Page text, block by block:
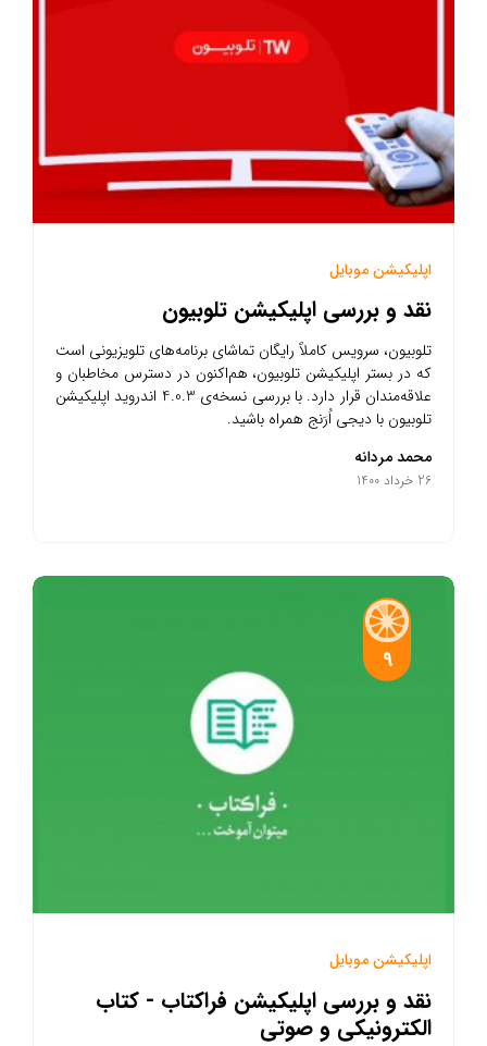
اپلیکیشن موبایل
نقد و بررسی اپلیکیشن تلوبیون
تلوبیون، سرویس کاملاً رایگان تماشای برنامه‌های تلویزیونی است
که در بستر اپلیکیشن تلوبیون، هم‌اکنون در دسترس مخاطبان و
علاقه‌مندان قرار دارد. با بررسی نسخه‌ی 4.0.3 اندروید اپلیکیشن
تلوبیون با دیجی اُرَنج همراه باشید.
محمد مردانه
26 خرداد 1400
9
اپلیکیشن موبایل
نقد و بررسی اپلیکیشن فراکتاب - کتاب
الکترونیکی و صوتی